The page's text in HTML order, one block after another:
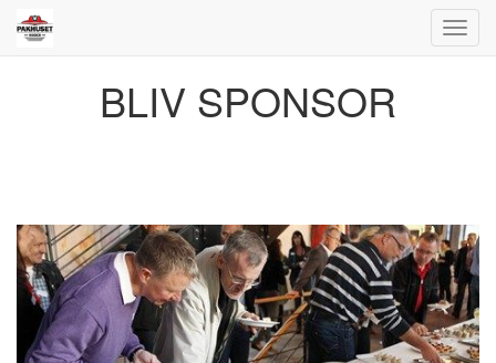
BLIV SPONSOR